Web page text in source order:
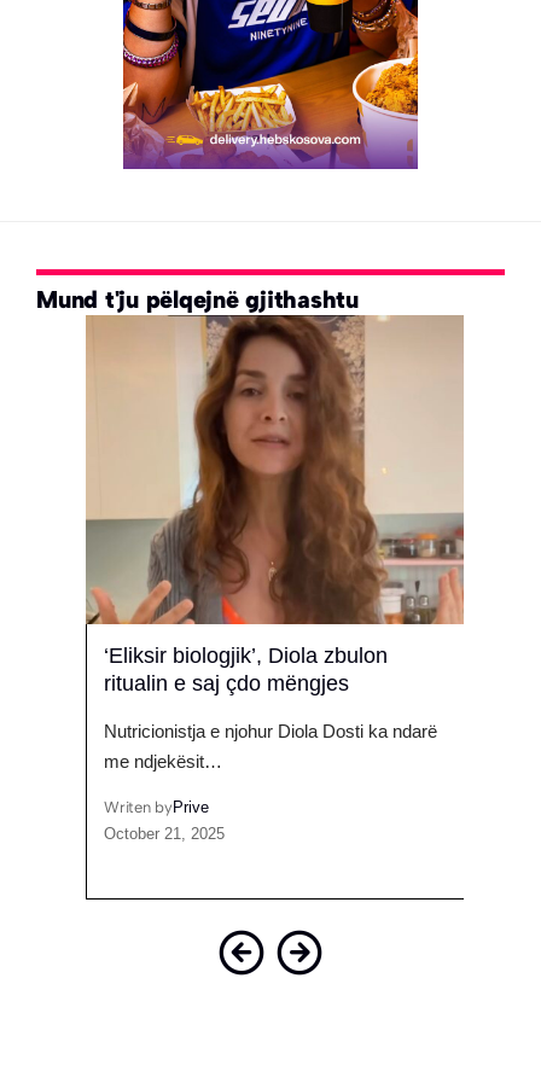
Mund t'ju pëlqejnë gjithashtu
‘Eliksir biologjik’, Diola zbulon
ritualin e saj çdo mëngjes
Nutricionistja e njohur Diola Dosti ka ndarë
me ndjekësit…
Writen byPrive
October 21, 2025